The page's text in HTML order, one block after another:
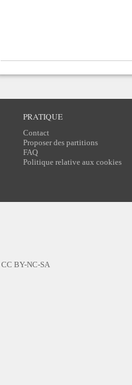
PRATIQUE
Contact
Proposer des partitions
FAQ
Politique relative aux cookies
CC BY-NC-SA